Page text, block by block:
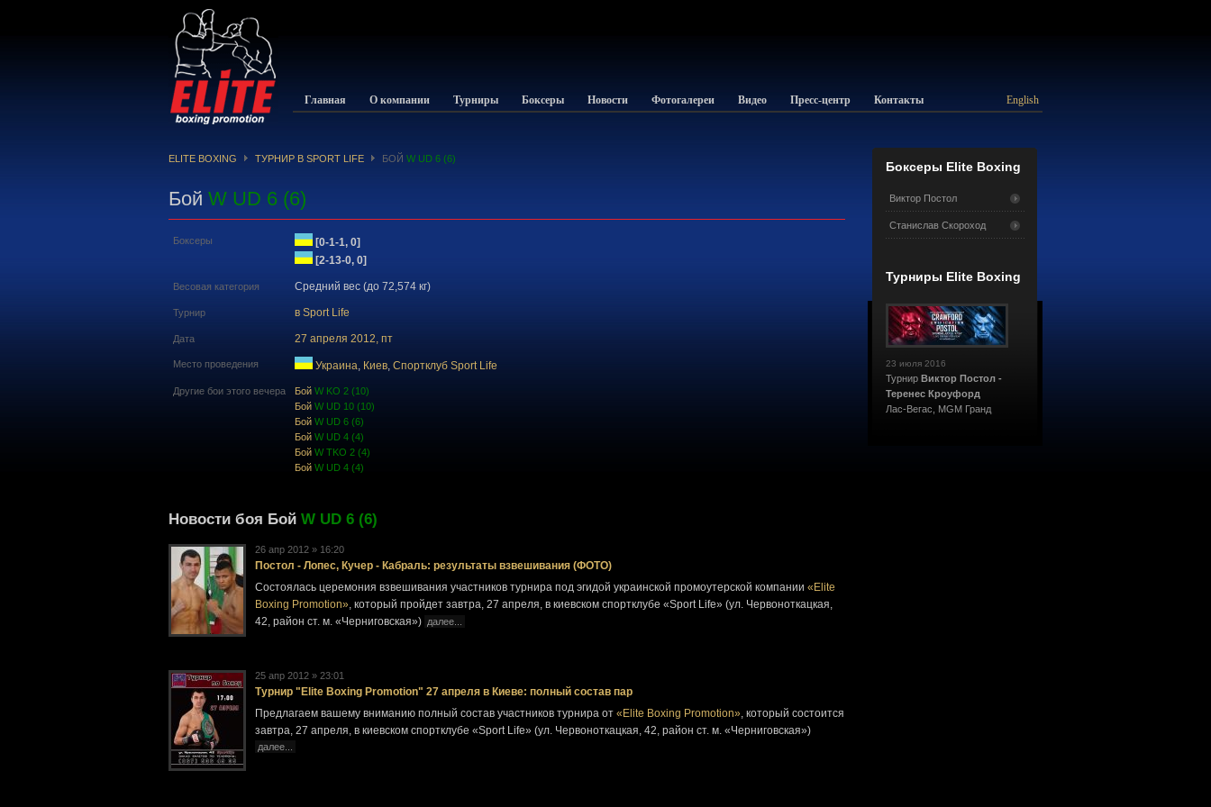
Главная О компании Турниры Боксеры Новости Фотогалереи Видео Пресс-центр Контакты English
ELITE BOXING ТУРНИР В SPORT LIFE БОЙ W UD 6 (6)
Бой W UD 6 (6)
Боксеры
[0-1-1, 0]
[2-13-0, 0]
Весовая категория Средний вес (до 72,574 кг)
Турнир в Sport Life
Дата 27 апреля 2012, пт
Место проведения Украина, Киев, Cпортклуб Sport Life
Другие бои этого вечера Бой W KO 2 (10)
Бой W UD 10 (10)
Бой W UD 6 (6)
Бой W UD 4 (4)
Бой W TKO 2 (4)
Бой W UD 4 (4)
Новости боя Бой W UD 6 (6)
26 апр 2012 » 16:20
Постол - Лопес, Кучер - Кабраль: результаты взвешивания (ФОТО)
Состоялась церемония взвешивания участников турнира под эгидой украинской промоутерской компании «Elite
Boxing Promotion», который пройдет завтра, 27 апреля, в киевском спортклубе «Sport Life» (ул. Червоноткацкая,
42, район ст. м. «Черниговская») далее...
25 апр 2012 » 23:01
Турнир "Elite Boxing Promotion" 27 апреля в Киеве: полный состав пар
Предлагаем вашему вниманию полный состав участников турнира от «Elite Boxing Promotion», который состоится
завтра, 27 апреля, в киевском спортклубе «Sport Life» (ул. Червоноткацкая, 42, район ст. м. «Черниговская»)
далее...
Боксеры Elite Boxing
Виктор Постол
Станислав Скороход
Турниры Elite Boxing
23 июля 2016
Турнир Виктор Постол -
Теренес Кроуфорд
Лас-Вегас, MGM Гранд